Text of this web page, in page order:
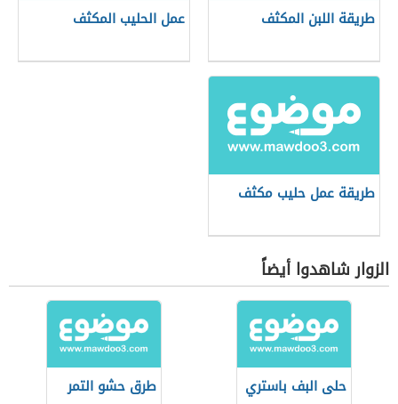
طريقة اللبن المكثف عمل الحليب المكثف
طريقة عمل حليب مكثف
الزوار شاهدوا أيضاً
حلى البف باستري طرق حشو التمر